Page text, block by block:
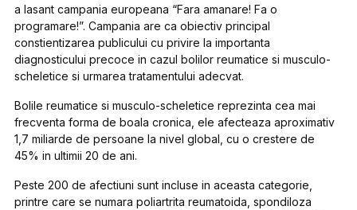
a lasant campania europeana “Fara amanare! Fa o
programare!”. Campania are ca obiectiv principal
constientizarea publicului cu privire la importanta
diagnosticului precoce in cazul bolilor reumatice si musculo-
scheletice si urmarea tratamentului adecvat.
Bolile reumatice si musculo-scheletice reprezinta cea mai
frecventa forma de boala cronica, ele afecteaza aproximativ
1,7 miliarde de persoane la nivel global, cu o crestere de
45% in ultimii 20 de ani.
Peste 200 de afectiuni sunt incluse in aceasta categorie,
printre care se numara poliartrita reumatoida, spondiloza